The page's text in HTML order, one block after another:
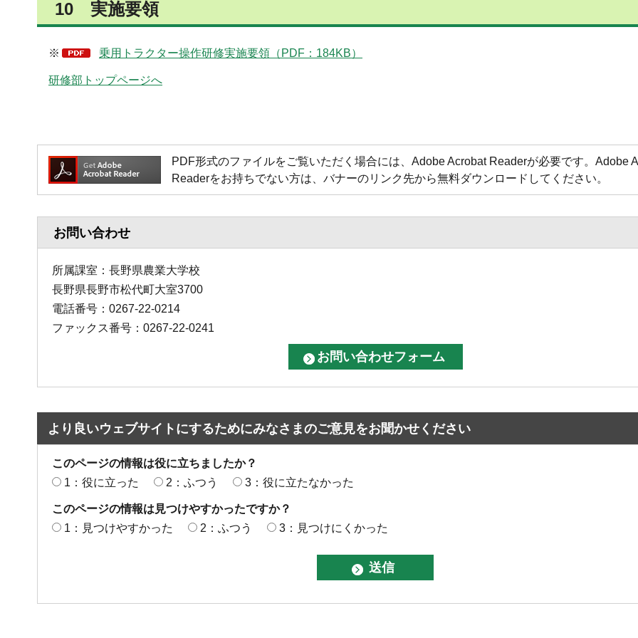
10 実施要領
※ 乗用トラクター操作研修実施要領（PDF：184KB）
研修部トップページへ
PDF形式のファイルをご覧いただく場合には、Adobe Acrobat Readerが必要です。Adobe
Readerをお持ちでない方は、バナーのリンク先から無料ダウンロードしてください。
お問い合わせ
所属課室：長野県農業大学校
長野県長野市松代町大室3700
電話番号：0267-22-0214
ファックス番号：0267-22-0241
より良いウェブサイトにするためにみなさまのご意見をお聞かせください
このページの情報は役に立ちましたか？
1：役に立った
2：ふつう 3：役に立たなかった
このページの情報は見つけやすかったですか？
1：見つけやすかった
2：ふつう 3：見つけにくかった